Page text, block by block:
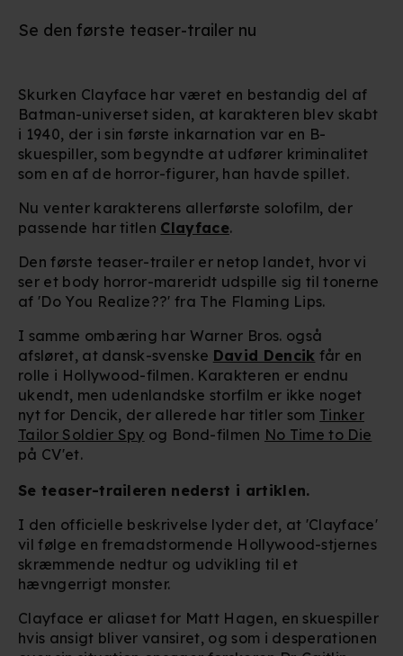
Se den første teaser-trailer nu
Skurken Clayface har været en bestandig del af
Batman-universet siden, at karakteren blev skabt
i 1940, der i sin første inkarnation var en B-
skuespiller, som begyndte at udfører kriminalitet
som en af de horror-figurer, han havde spillet.
Nu venter karakterens allerførste solofilm, der
passende har titlen Clayface.
Den første teaser-trailer er netop landet, hvor vi
ser et body horror-mareridt udspille sig til tonerne
af 'Do You Realize??' fra The Flaming Lips.
I samme ombæring har Warner Bros. også
afsløret, at dansk-svenske David Dencik får en
rolle i Hollywood-filmen. Karakteren er endnu
ukendt, men udenlandske storfilm er ikke noget
nyt for Dencik, der allerede har titler som Tinker
Tailor Soldier Spy og Bond-filmen No Time to Die
på CV'et.
Se teaser-traileren nederst i artiklen.
I den officielle beskrivelse lyder det, at 'Clayface'
vil følge en fremadstormende Hollywood-stjernes
skræmmende nedtur og udvikling til et
hævngerrigt monster.
Clayface er aliaset for Matt Hagen, en skuespiller
hvis ansigt bliver vansiret, og som i desperationen